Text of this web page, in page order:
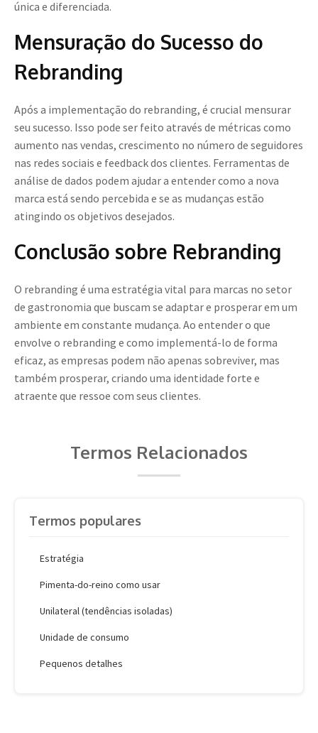
única e diferenciada.
Mensuração do Sucesso do
Rebranding
Após a implementação do rebranding, é crucial mensurar
seu sucesso. Isso pode ser feito através de métricas como
aumento nas vendas, crescimento no número de seguidores
nas redes sociais e feedback dos clientes. Ferramentas de
análise de dados podem ajudar a entender como a nova
marca está sendo percebida e se as mudanças estão
atingindo os objetivos desejados.
Conclusão sobre Rebranding
O rebranding é uma estratégia vital para marcas no setor
de gastronomia que buscam se adaptar e prosperar em um
ambiente em constante mudança. Ao entender o que
envolve o rebranding e como implementá-lo de forma
eficaz, as empresas podem não apenas sobreviver, mas
também prosperar, criando uma identidade forte e
atraente que ressoe com seus clientes.
Termos Relacionados
Termos populares
Estratégia
Pimenta-do-reino como usar
Unilateral (tendências isoladas)
Unidade de consumo
Pequenos detalhes